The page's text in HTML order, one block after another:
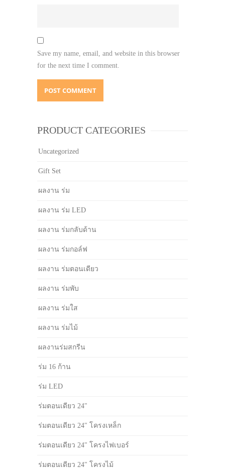
Save my name, email, and website in this browser
for the next time I comment.
PRODUCT CATEGORIES
Uncategorized
Gift Set
ผลงาน ร่ม
ผลงาน ร่ม LED
ผลงาน ร่มกลับด้าน
ผลงาน ร่มกอล์ฟ
ผลงาน ร่มตอนเดียว
ผลงาน ร่มพับ
ผลงาน ร่มใส
ผลงาน ร่มไม้
ผลงานร่มสกรีน
ร่ม 16 ก้าน
ร่ม LED
ร่มตอนเดียว 24"
ร่มตอนเดียว 24" โครงเหล็ก
ร่มตอนเดียว 24" โครงไฟเบอร์
ร่มตอนเดียว 24" โครงไม้